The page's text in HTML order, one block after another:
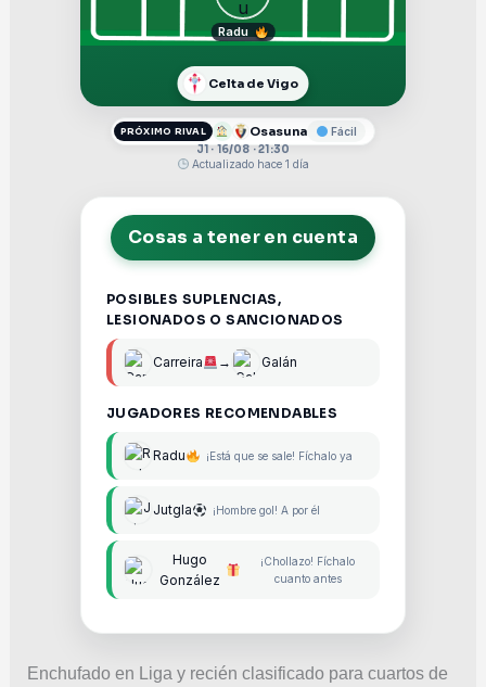
Radu
Celta de Vigo
PRÓXIMO RIVAL Osasuna
Fácil
J1 · 16/08 · 21:30
Actualizado hace 1 día
Cosas a tener en cuenta
POSIBLES SUPLENCIAS,
LESIONADOS O SANCIONADOS
Carreira → Galán
JUGADORES RECOMENDABLES
Radu ¡Está que se sale! Fíchalo ya
Jutgla ¡Hombre gol! A por él
Hugo
González
¡Chollazo! Fíchalo
cuanto antes
Enchufado en Liga y recién clasificado para cuartos de